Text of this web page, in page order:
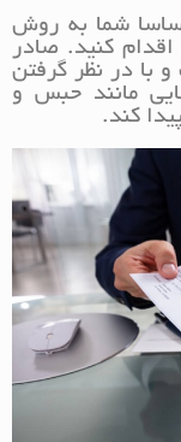
شما به روش
کنید. صادر
با در نظر گرفتن
مانند حبس و
کند.